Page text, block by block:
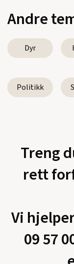
Andre
Dyr
Politikk
Treng
rett
Vi
09 57